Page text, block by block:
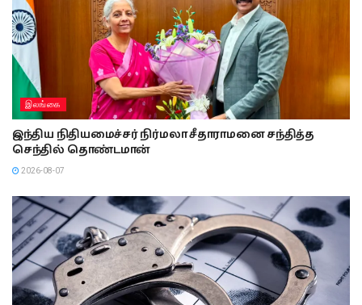
இலங்கை
இந்திய நிதியமைச்சர் நிர்மலா சீதாராமனை சந்தித்த
செந்தில் தொண்டமான்
2026-08-07